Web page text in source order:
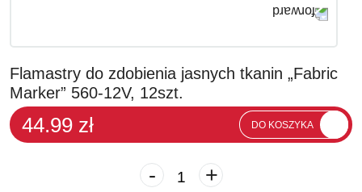
Flamastry do zdobienia jasnych tkanin „Fabric
Marker” 560-12V, 12szt.
44.99 zł DO KOSZYKA
- +